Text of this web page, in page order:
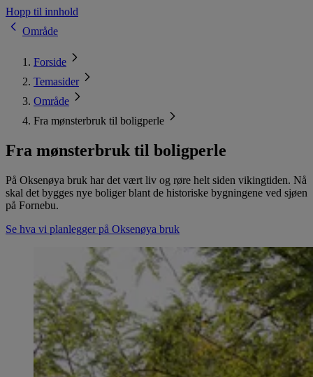
Hopp til innhold
Område
Forside
Temasider
Område
Fra mønsterbruk til boligperle
Fra mønsterbruk til boligperle
På Oksenøya bruk har det vært liv og røre helt siden vikingtiden. Nå
skal det bygges nye boliger blant de historiske bygningene ved sjøen
på Fornebu.
Se hva vi planlegger på Oksenøya bruk